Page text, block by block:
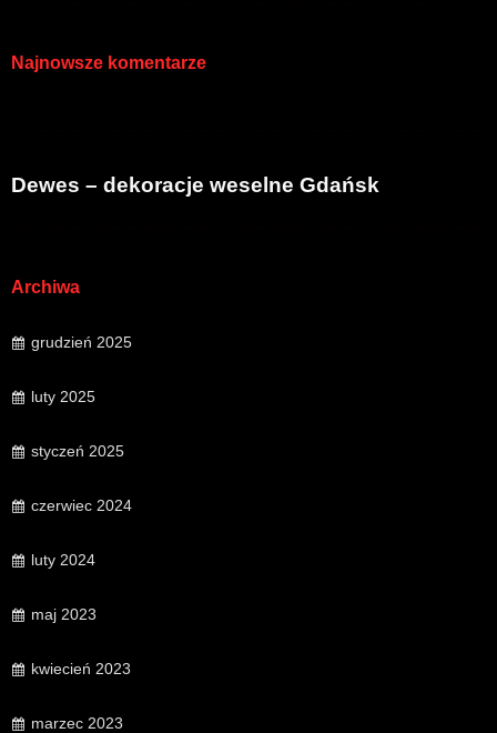
Najnowsze komentarze
Dewes – dekoracje weselne Gdańsk
Archiwa
grudzień 2025
luty 2025
styczeń 2025
czerwiec 2024
luty 2024
maj 2023
kwiecień 2023
marzec 2023